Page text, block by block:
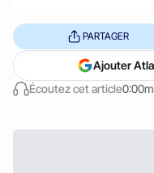
Écoutez cet article
PARTAGER
Ajouter